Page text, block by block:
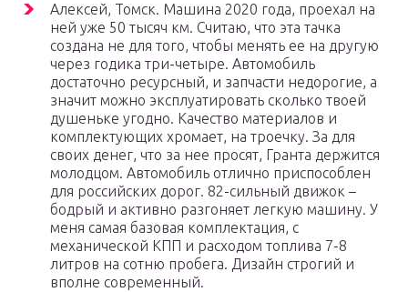
Алексей, Томск. Машина 2020 года, проехал на
ней уже 50 тысяч км. Считаю, что эта тачка
создана не для того, чтобы менять ее на другую
через годика три-четыре. Автомобиль
достаточно ресурсный, и запчасти недорогие, а
значит можно эксплуатировать сколько твоей
душеньке угодно. Качество материалов и
комплектующих хромает, на троечку. За для
своих денег, что за нее просят, Гранта держится
молодцом. Автомобиль отлично приспособлен
для российских дорог. 82-сильный движок –
бодрый и активно разгоняет легкую машину. У
меня самая базовая комплектация, с
механической КПП и расходом топлива 7-8
литров на сотню пробега. Дизайн строгий и
вполне современный.